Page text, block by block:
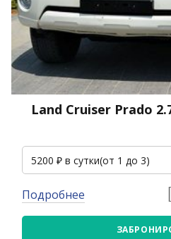
Land Cruiser Prado
Подробнее